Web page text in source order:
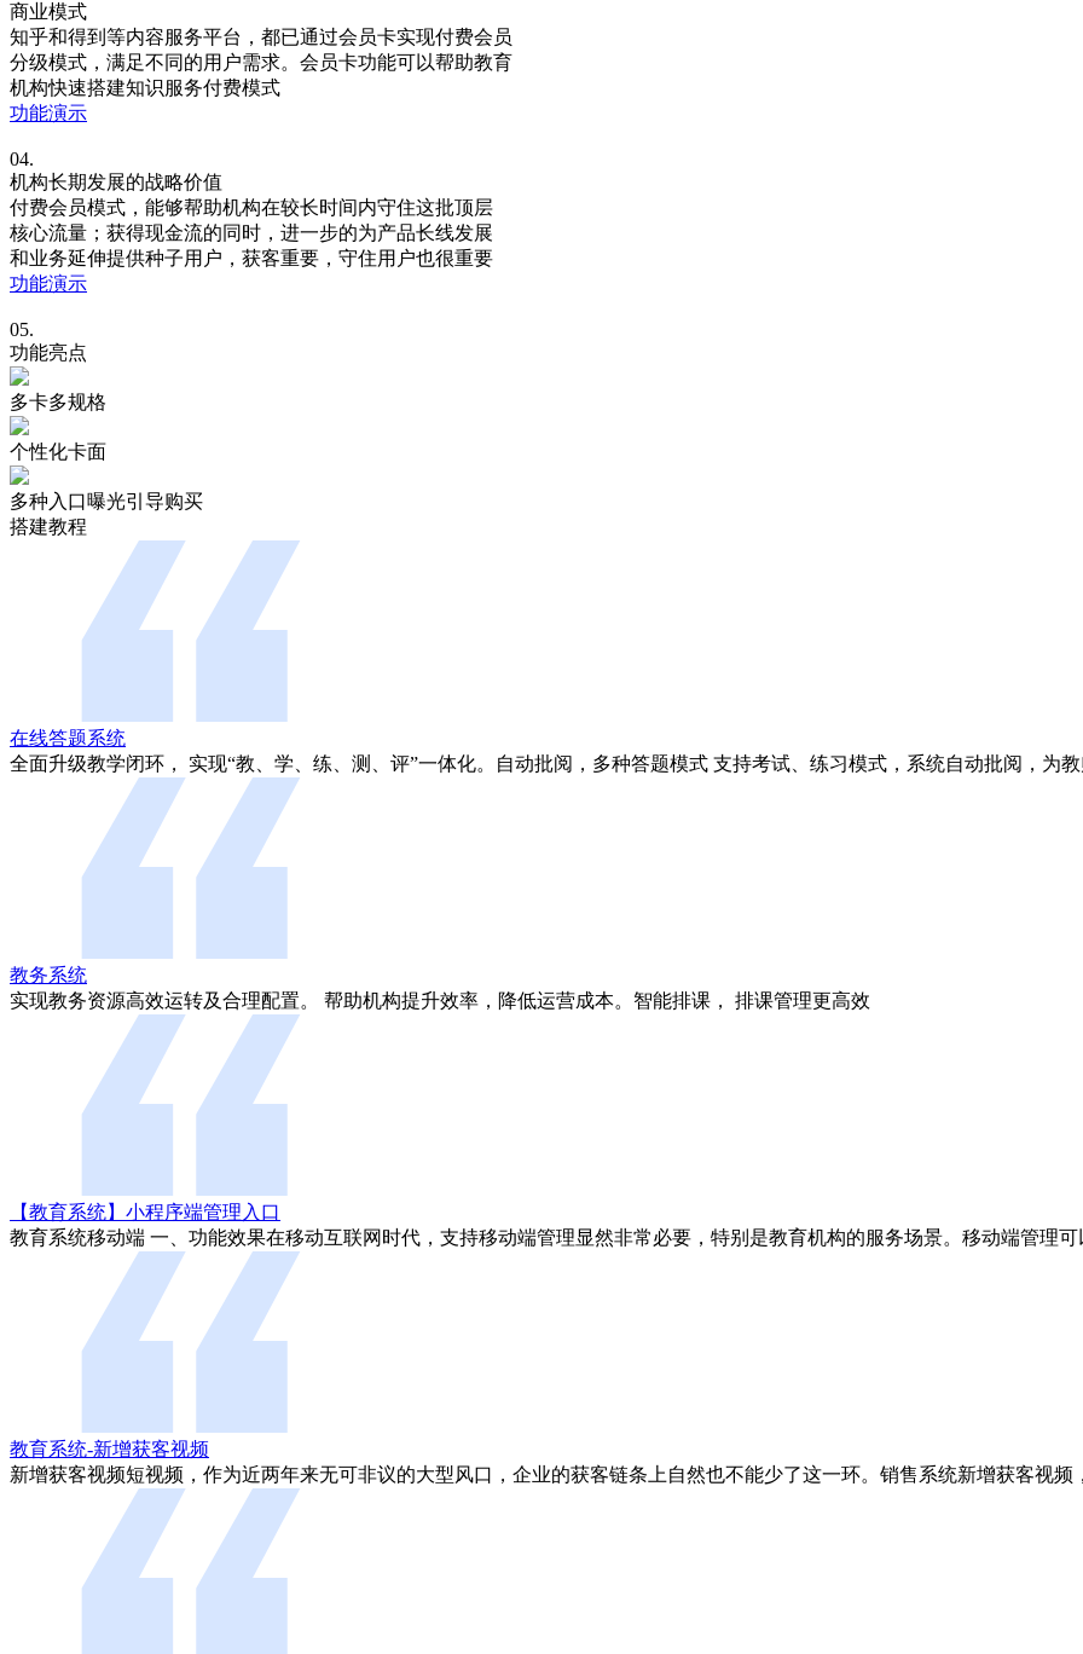
商业模式
知乎和得到等内容服务平台，都已通过会员卡实现付费会员
分级模式，满足不同的用户需求。会员卡功能可以帮助教育
机构快速搭建知识服务付费模式
功能演示
04.
机构长期发展的战略价值
付费会员模式，能够帮助机构在较长时间内守住这批顶层
核心流量；获得现金流的同时，进一步的为产品长线发展
和业务延伸提供种子用户，获客重要，守住用户也很重要
功能演示
05.
功能亮点
多卡多规格
个性化卡面
多种入口曝光引导购买
搭建教程
在线答题系统
全面升级教学闭环， 实现“教、学、练、测、评”一体化。自动批阅，多种答题模式 支持考试、练习模式，系统自动批阅，为教
教务系统
实现教务资源高效运转及合理配置。 帮助机构提升效率，降低运营成本。智能排课， 排课管理更高效
【教育系统】小程序端管理入口
教育系统移动端 一、功能效果在移动互联网时代，支持移动端管理显然非常必要，特别是教育机构的服务场景。移动端管理可
教育系统-新增获客视频
新增获客视频短视频，作为近两年来无可非议的大型风口，企业的获客链条上自然也不能少了这一环。销售系统新增获客视频